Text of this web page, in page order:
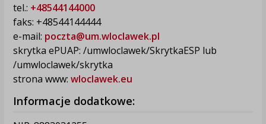
tel.: +48544144000
faks: +48544144444
e-mail: poczta@um.wloclawek.pl
skrytka ePUAP: /umwloclawek/SkrytkaESP lub
/umwloclawek/skrytka
strona www: wloclawek.eu
Informacje dodatkowe: